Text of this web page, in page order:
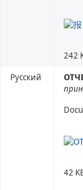
242
Русский
42